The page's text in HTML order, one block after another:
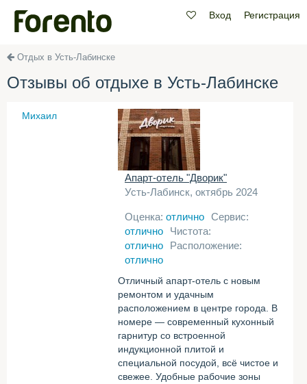
Вход Регистрация
Отдых в Усть-Лабинске
Отзывы об отдыхе в Усть-Лабинске
Михаил
Апарт-отель "Дворик"
Усть-Лабинск, октябрь 2024
Оценка: отлично Сервис:
отлично
Чистота:
отлично
Расположение:
отлично
Отличный апарт-отель с новым
ремонтом и удачным
расположением в центре города. В
номере — современный кухонный
гарнитур со встроенной
индукционной плитой и
специальной посудой, всё чистое и
свежее. Удобные рабочие зоны